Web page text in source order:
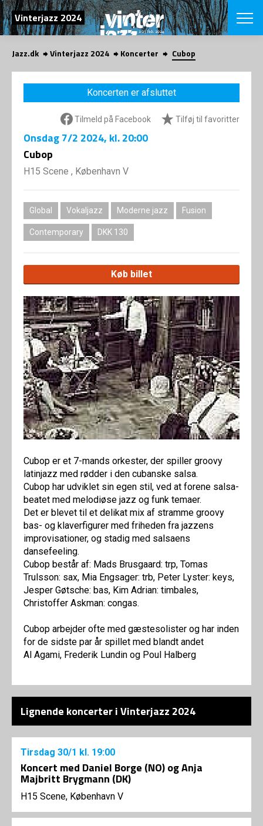
SØG
Vinterjazz 2024
English
VÆLG
COPENHAGEN
Om fonden
Om
Jazz.dk Vinterjazz 2024 Koncerter Cubop
Koncerten er afsluttet
Tilmeld på Facebook Tilføj til favoritter
Onsdag7/2 2024, kl. 20:00
Cubop
H15 Scene , København V
Global Vokaljazz Moderne jazz Fusion
Contemporary DKK 130
Køb billet
Cubop er et 7-mands orkester, der spiller groovy
latinjazz med rødder i den cubanske salsa.
Cubop har udviklet sin egen stil, ved at forene salsa-
beatet med melodiøse jazz og funk temaer.
Det er blevet til et delikat mix af stramme groovy
bas- og klaverfigurer med friheden fra jazzens
improvisationer, og stadig med salsaens
dansefeeling.
Cubop består af: Mads Brusgaard: trp, Tomas
Trulsson: sax, Mia Engsager: trb, Peter Lyster: keys,
Jesper Gøtsche: bas, Kim Adrian: timbales,
Christoffer Askman: congas.
Cubop arbejder ofte med gæstesolister og har inden
for de sidste par år spillet med blandt andet
Al Agami, Frederik Lundin og Poul Halberg
Lignende koncerter i Vinterjazz 2024
Tirsdag 30/1 kl. 19:00
Koncert med Daniel Borge (NO) og Anja
Majbritt Brygmann (DK)
H15 Scene, København V